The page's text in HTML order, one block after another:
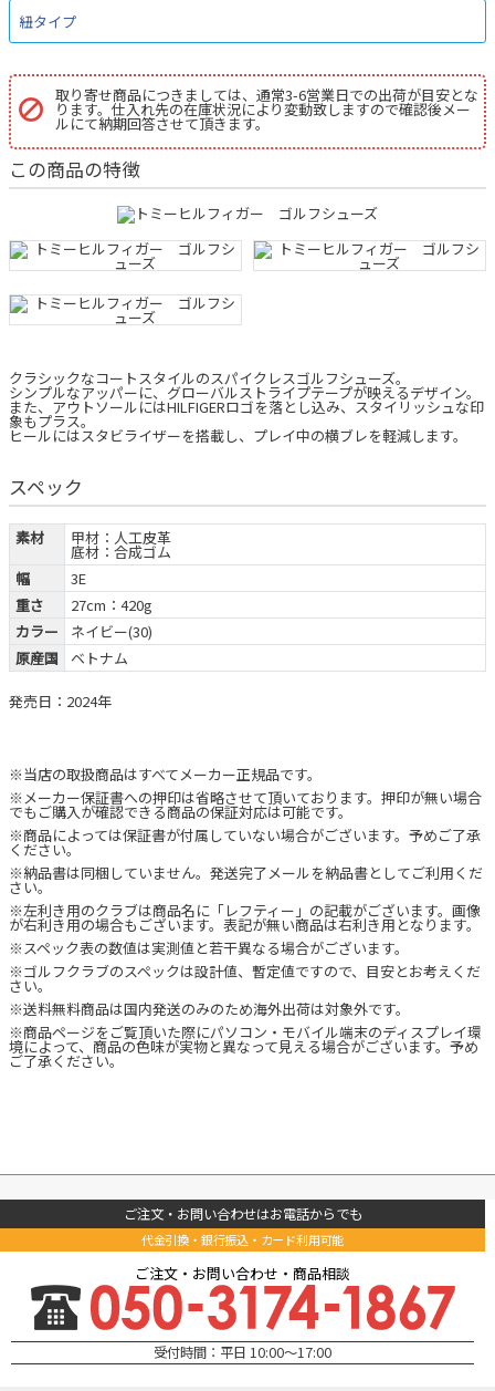
紐タイプ
取り寄せ商品につきましては、通常3-6営業日での出荷が目安とな
ります。仕入れ先の在庫状況により変動致しますので確認後メー
ルにて納期回答させて頂きます。
この商品の特徴
クラシックなコートスタイルのスパイクレスゴルフシューズ。
シンプルなアッパーに、グローバルストライプテープが映えるデザイン。
また、アウトソールにはHILFIGERロゴを落とし込み、スタイリッシュな印
象もプラス。
ヒールにはスタビライザーを搭載し、プレイ中の横ブレを軽減します。
スペック
素材 甲材：人工皮革
底材：合成ゴム
幅
3E
重さ
27cm：420g
カラー
ネイビー(30)
原産国
ベトナム
発売日：2024年
※当店の取扱商品はすべてメーカー正規品です。
※メーカー保証書への押印は省略させて頂いております。押印が無い場合
でもご購入が確認できる商品の保証対応は可能です。
※商品によっては保証書が付属していない場合がございます。予めご了承
ください。
※納品書は同梱していません。発送完了メールを納品書としてご利用くだ
さい。
※左利き用のクラブは商品名に「レフティー」の記載がございます。画像
が右利き用の場合もございます。表記が無い商品は右利き用となります。
※スペック表の数値は実測値と若干異なる場合がございます。
※ゴルフクラブのスペックは設計値、暫定値ですので、目安とお考えくだ
さい。
※送料無料商品は国内発送のみのため海外出荷は対象外です。
※商品ページをご覧頂いた際にパソコン・モバイル端末のディスプレイ環
境によって、商品の色味が実物と異なって見える場合がございます。予め
ご了承ください。
ご注文・お問い合わせはお電話からでも
代金引換・銀行振込・カード利用可能
ご注文・お問い合わせ・商品相談
受付時間：平日 10:00～17:00